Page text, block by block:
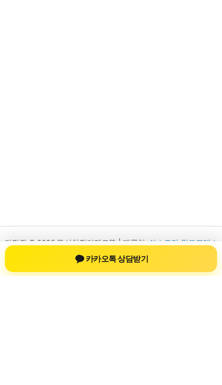
저작권 © 2026 💚신차장기렌트💚 | 제공처:
아스트라 워드프레스
테마
카카오톡 상담받기